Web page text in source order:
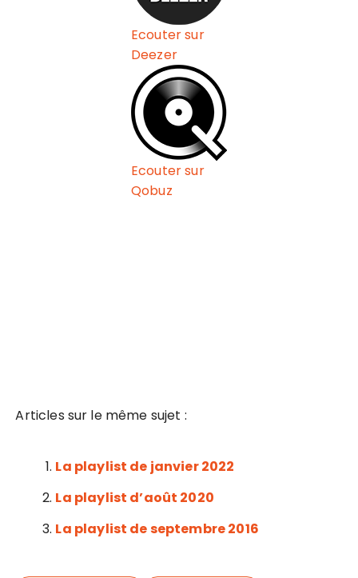
Ecouter sur
Deezer
Ecouter sur
Qobuz
Articles sur le même sujet :
La playlist de janvier 2022
La playlist d’août 2020
La playlist de septembre 2016